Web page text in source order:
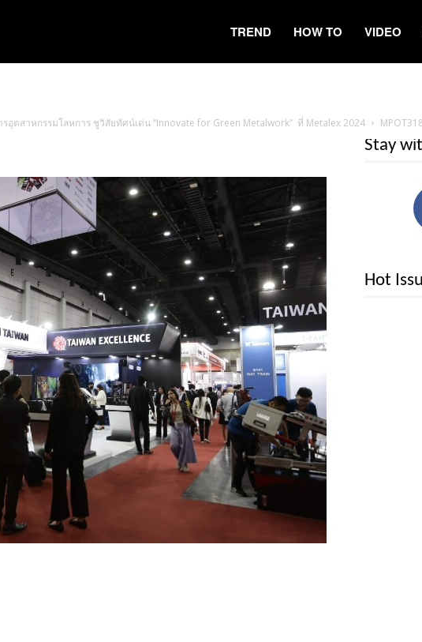
TREND HOW TO VIDEO
อุตสาหกรรมโลหการ ชูวิสัยทัศน์เด่น “Innovate for Green Metalwork” ที่ Metalex 2024
Stay
Hot